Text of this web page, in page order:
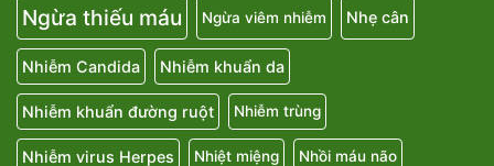
Ngừa thiếu máu
Ngừa viêm nhiễm Nhẹ cân
Nhiễm Candida Nhiễm khuẩn da
Nhiễm khuẩn đường ruột Nhiễm trùng
Nhiễm virus Herpes Nhiệt miệng Nhồi máu não